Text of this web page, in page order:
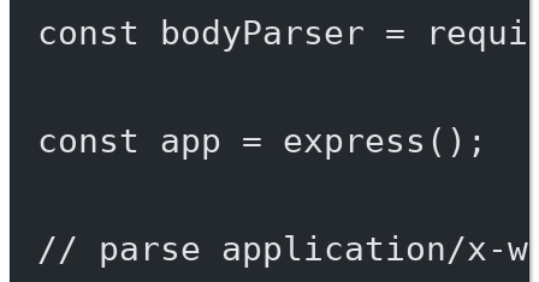
const
bodyParser =
const app = express ();
// parse application/x-